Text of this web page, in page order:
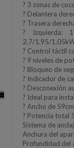
? 3 zonas de
? Delantera
? Trasera
? Izquierda:
2,7/1,95/
? Control táctil
? 9 niveles de
? Bloqueo de
? Indicador de
? Desconexión
? Ideal para
? Ancho de 59cm
? Potencia total
Sistema de
Anchura del
Profundidad del